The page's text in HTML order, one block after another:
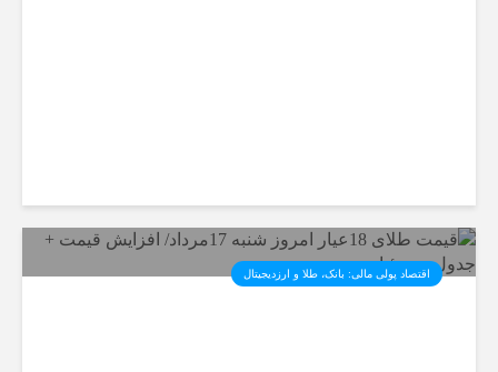
اقتصاد پولی مالی: بانک، طلا و ارزدیجیتال‌